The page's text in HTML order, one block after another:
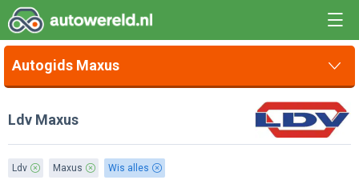
Autogids Maxus
Ldv Maxus
Ldv Maxus Wis alles